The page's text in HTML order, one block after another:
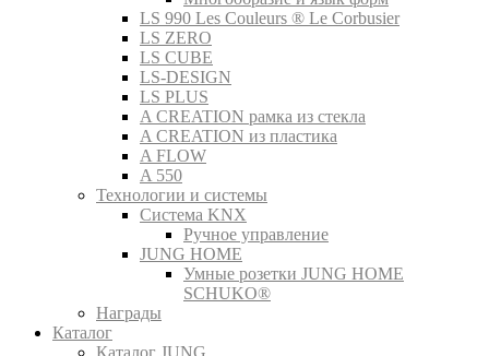
LS 990 Les Couleurs ® Le Corbusier
LS ZERO
LS CUBE
LS-DESIGN
LS PLUS
A CREATION рамка из стекла
A CREATION из пластика
A FLOW
A 550
Технологии и системы
Система KNX
Ручное управление
JUNG HOME
Умные розетки JUNG HOME
SCHUKO®
Награды
Каталог
Каталог JUNG